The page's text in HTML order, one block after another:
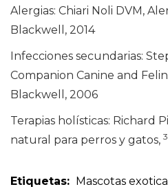
Alergias: Chiari Noli DVM,
Blackwell, 2014
Infecciones secundarias:
Companion Canine and
Blackwell, 2006
Terapias holísticas: Richard
natural para perros y gatos,
Etiquetas: Mascotas